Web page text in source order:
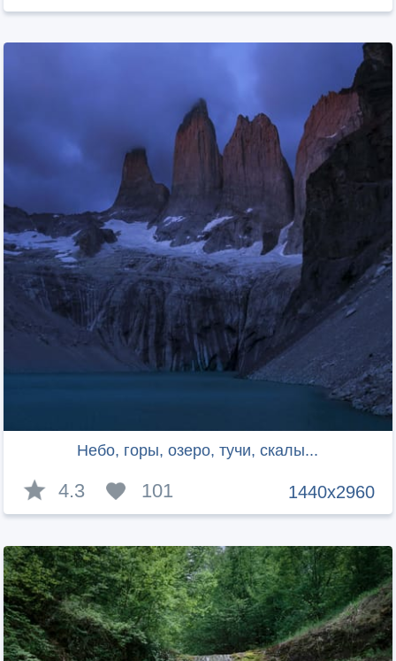
Небо, горы, озеро, тучи, скалы...
1440x2960
4.3 101